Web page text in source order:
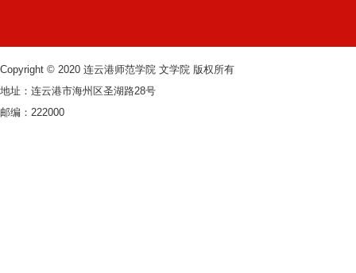
Copyright © 2020 连云港师范学院 文学院 版权所有
地址：连云港市海州区圣湖路28号
邮编：222000